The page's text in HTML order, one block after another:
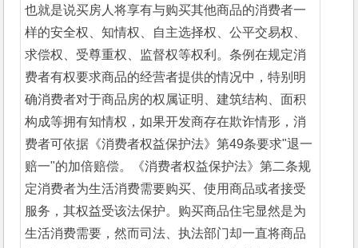
也就是说买房人将享有与购买其他商品的消费者一
样的安全权、知情权、自主选择权、公平交易权、
求偿权、受尊重权、监督权等权利。条例在规定消
费者有权要求商品的经营者提供的情况中，特别明
确消费者对于商品房的权属证明、建筑结构、面积
构成等拥有知情权，如果开发商存在欺诈情形，消
费者可依据《消费者权益保护法》第49条要求"退一
赔一"的加倍赔偿。《消费者权益保护法》第二条规
定消费者为生活消费需要购买、使用商品或者接受
服务，其权益受该法保护。购买商品住宅显然是为
生活消费需要，然而司法、执法部门却一直将商品